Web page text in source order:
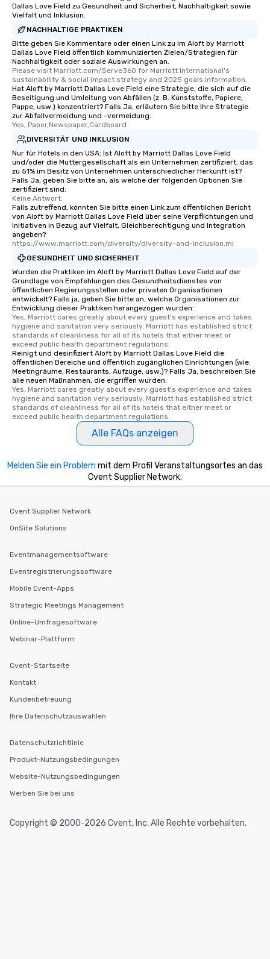
Dallas Love Field zu Gesundheit und Sicherheit, Nachhaltigkeit sowie
Vielfalt und Inklusion.
NACHHALTIGE PRAKTIKEN
Bitte geben Sie Kommentare oder einen Link zu im Aloft by Marriott
Dallas Love Field öffentlich kommunizierten Zielen/Strategien für
Nachhaltigkeit oder soziale Auswirkungen an.
Please visit Marriott.com/Serve360 for Marriott International's
sustainability & social impact strategy and 2025 goals information.
Hat Aloft by Marriott Dallas Love Field eine Strategie, die sich auf die
Beseitigung und Umleitung von Abfällen (z. B. Kunststoffe, Papiere,
Pappe, usw.) konzentriert? Falls Ja, erläutern Sie bitte Ihre Strategie
zur Abfallvermeidung und -vermeidung.
Yes, Paper,Newspaper,Cardboard
DIVERSITÄT UND INKLUSION
Nur für Hotels in den USA: Ist Aloft by Marriott Dallas Love Field
und/oder die Muttergesellschaft als ein Unternehmen zertifiziert, das
zu 51% im Besitz von Unternehmen unterschiedlicher Herkunft ist?
Falls Ja, geben Sie bitte an, als welche der folgenden Optionen Sie
zertifiziert sind:
Keine Antwort.
Falls zutreffend, könnten Sie bitte einen Link zum öffentlichen Bericht
von Aloft by Marriott Dallas Love Field über seine Verpflichtungen und
Initiativen in Bezug auf Vielfalt, Gleichberechtigung und Integration
angeben?
https://www.marriott.com/diversity/diversity-and-inclusion.mi
GESUNDHEIT UND SICHERHEIT
Wurden die Praktiken im Aloft by Marriott Dallas Love Field auf der
Grundlage von Empfehlungen des Gesundheitsdienstes von
öffentlichen Regierungsstellen oder privaten Organisationen
entwickelt? Falls ja, geben Sie bitte an, welche Organisationen zur
Entwicklung dieser Praktiken herangezogen wurden:
Yes, Marriott cares greatly about every guest's experience and takes
hygiene and sanitation very seriously. Marriott has established strict
standards of cleanliness for all of its hotels that either meet or
exceed public health department regulations.
Reinigt und desinfiziert Aloft by Marriott Dallas Love Field die
öffentlichen Bereiche und öffentlich zugänglichen Einrichtungen (wie:
Meetingräume, Restaurants, Aufzüge, usw.)? Falls Ja, beschreiben Sie
alle neuen Maßnahmen, die ergriffen wurden.
Yes, Marriott cares greatly about every guest's experience and takes
hygiene and sanitation very seriously. Marriott has established strict
standards of cleanliness for all of its hotels that either meet or
exceed public health department regulations.
Alle FAQs anzeigen
Melden Sie ein Problem mit dem Profil Veranstaltungsortes an das
Cvent Supplier Network.
Cvent Supplier Network
OnSite Solutions
Eventmanagementsoftware
Eventregistrierungssoftware
Mobile Event-Apps
Strategic Meetings Management
Online-Umfragesoftware
Webinar-Plattform
Cvent-Startseite
Kontakt
Kundenbetreuung
Ihre Datenschutzauswahlen
Datenschutzrichtlinie
Produkt-Nutzungsbedingungen
Website-Nutzungsbedingungen
Werben Sie bei uns
Copyright © 2000-2026 Cvent, Inc. Alle Rechte vorbehalten.